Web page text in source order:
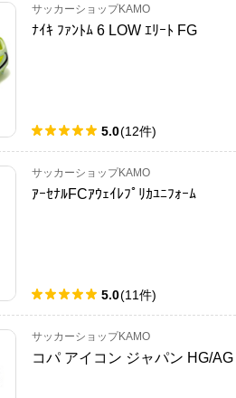
サッカーショップKAMO
ﾅｲｷ ﾌｧﾝﾄﾑ 6 LOW ｴﾘｰﾄ FG
5.0(12件)
サッカーショップKAMO
ｱｰｾﾅﾙFCｱｳｪｲﾚﾌﾟﾘｶﾕﾆﾌｫｰﾑ
5.0(11件)
サッカーショップKAMO
コパ アイコン ジャパン HG/AG